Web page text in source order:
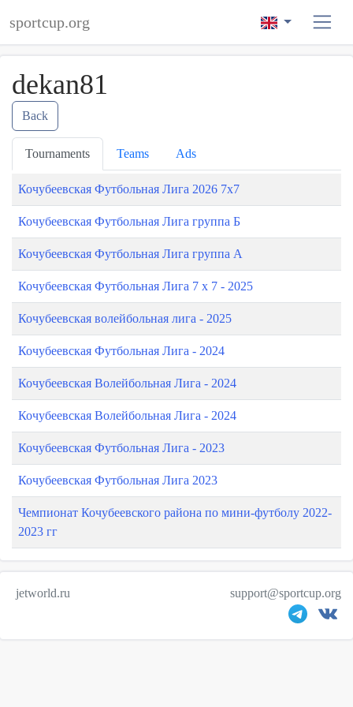
sportcup.org
dekan81
Back
Tournaments Teams Ads
Кочубеевская Футбольная Лига 2026 7х7
Кочубеевская Футбольная Лига группа Б
Кочубеевская Футбольная Лига группа А
Кочубеевская Футбольная Лига 7 х 7 - 2025
Кочубеевская волейбольная лига - 2025
Кочубеевская Футбольная Лига - 2024
Кочубеевская Волейбольная Лига - 2024
Кочубеевская Волейбольная Лига - 2024
Кочубеевская Футбольная Лига - 2023
Кочубеевская Футбольная Лига 2023
Чемпионат Кочубеевского района по мини-футболу 2022-
2023 гг
jetworld.ru support@sportcup.org